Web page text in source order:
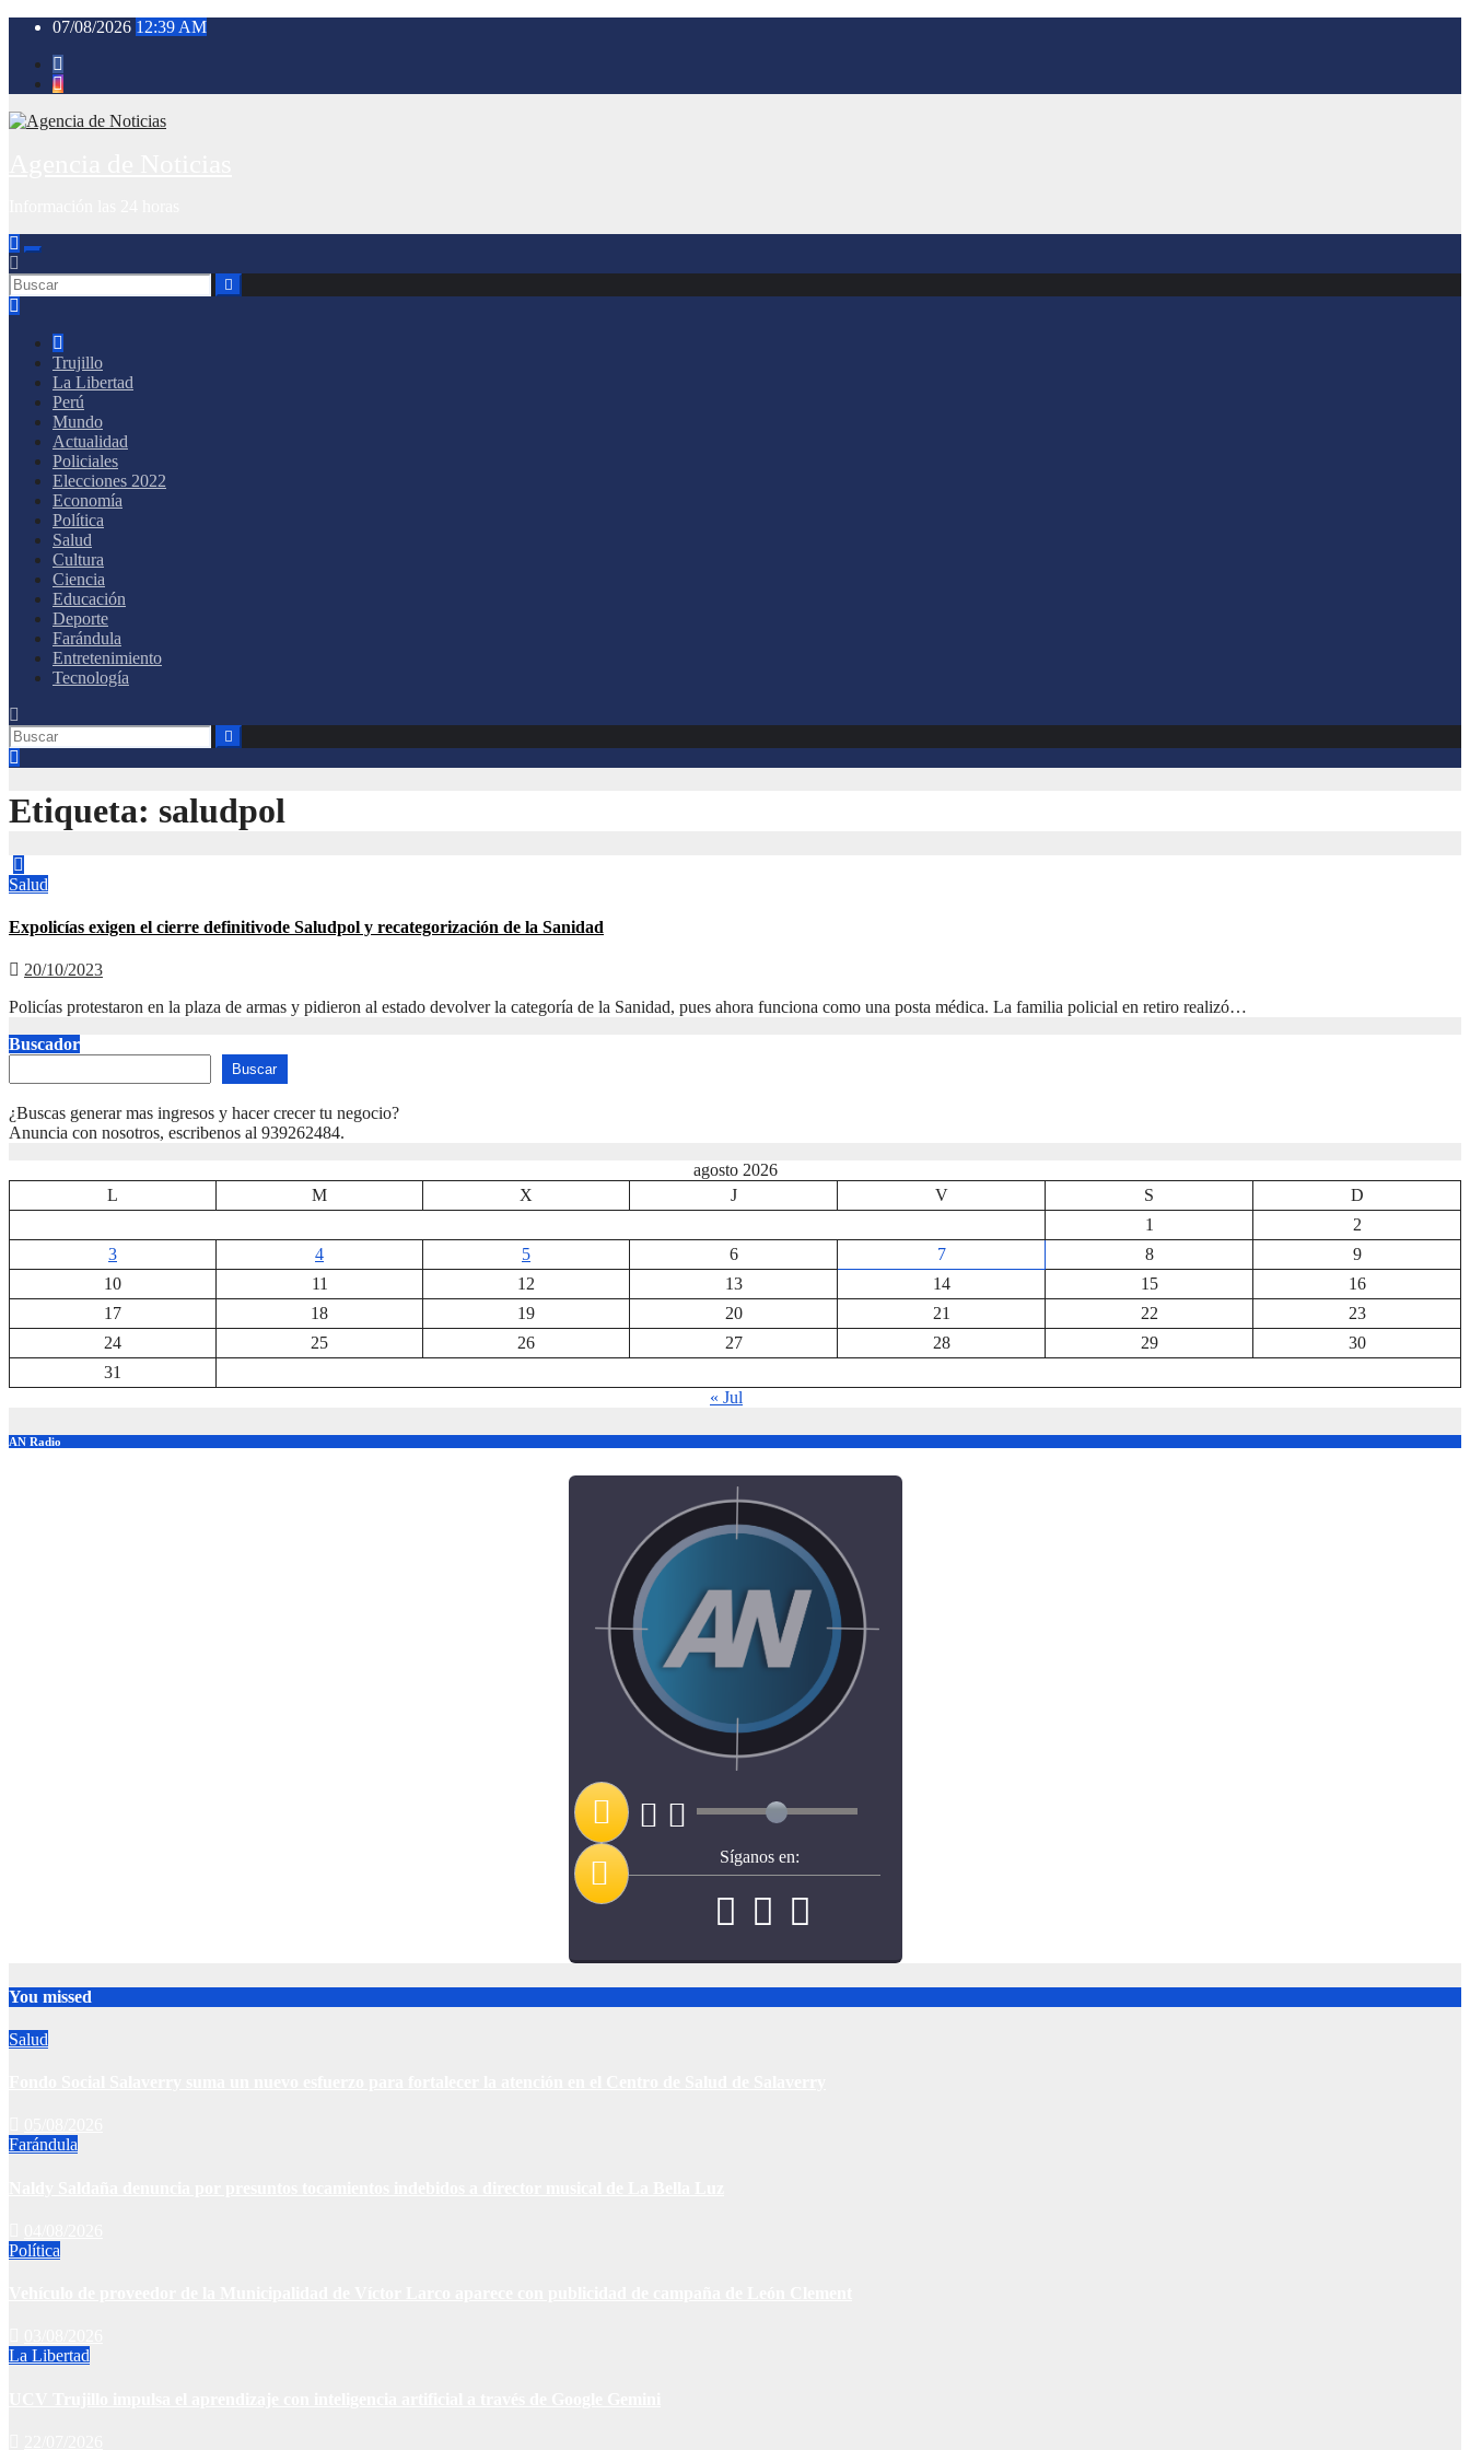
Saltar
contenido
07/08/2026 12:39 AM
Trujillo
La Libertad
Perú
Mundo
Actualidad
Policiales
Elecciones 2022
Economía
Política
Salud
Cultura
Ciencia
Educación
Deporte
Farándula
Entretenimiento
Tecnología
Etiqueta: saludpol
Salud
Expolicías exigen el cierre definitivode Saludpol y recategorización de la Sanidad
20/10/2023
Policías protestaron en la plaza de armas y pidieron al estado devolver la categoría de la Sanidad, pues ahora funciona como una posta médica. La familia policial en retiro realizó…
Buscador
Buscar
¿Buscas generar mas ingresos y hacer crecer tu negocio?
Anuncia con nosotros, escribenos al 939262484.
agosto 2026
L
M X J V S
D
1
2
3
4 5 6 7 8
9
10
11 12 13 14 15
16
17
18 19 20 21 22
23
24
25 26 27 28 29
30
31
« Jul
AN Radio
Síganos en:
You missed
Salud
Farándula
Política
La Libertad